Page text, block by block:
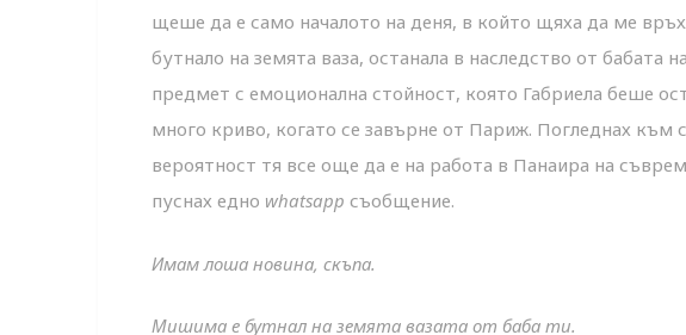
щеше да е само началото на деня, в който щяха да ме
бутнало на земята ваза, останала в наследство от бабата
предмет с емоционална стойност, която Габриела беше
много криво, когато се завърне от Париж. Погледнах към
вероятност тя все още да е на работа в Панаира на
пуснах едно whatsapp съобщение.
Имам лоша новина, скъпа.
Мишима е бутнал на земята вазата от баба ти.